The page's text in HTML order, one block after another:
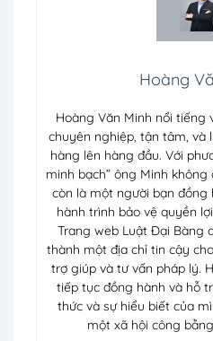
Hoàng
Hoàng Văn Minh nổi tiếng
chuyên nghiệp, tận tâm, và
hàng lên hàng đầu. Với
minh bạch” ông Minh
còn là một người bạn
hành trình bảo vệ quyền
Trang web Luật Đại Bàng
thành một địa chỉ tin cậy
trợ giúp và tư vấn pháp lý.
tiếp tục đồng hành và hỗ
thức và sự hiểu biết của
một xã hội công